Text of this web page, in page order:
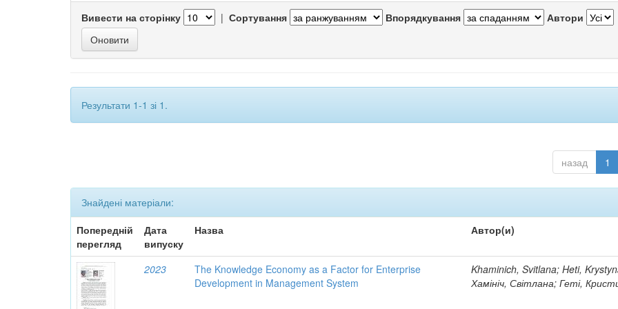
Вивести на сторінку | Сортування Впорядкування Автори
Результати 1-1 зі 1.
назад 1
Знайдені матеріали:
Попередній
перегляд
Дата
випуску
Назва Автор(и)
2023
The Knowledge Economy as a Factor for Enterprise
Development in Management System
Khaminich, Svitlana; Heti,
Хамініч, Світлана; Геті,